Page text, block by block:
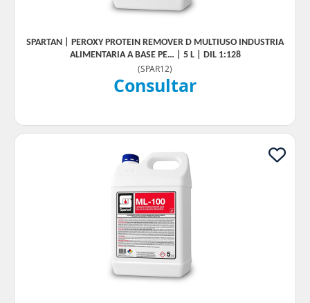
SPARTAN | PEROXY PROTEIN REMOVER D MULTIUSO INDUSTRIA
ALIMENTARIA A BASE PE… | 5 L | DIL 1:128
(SPAR12)
Consultar